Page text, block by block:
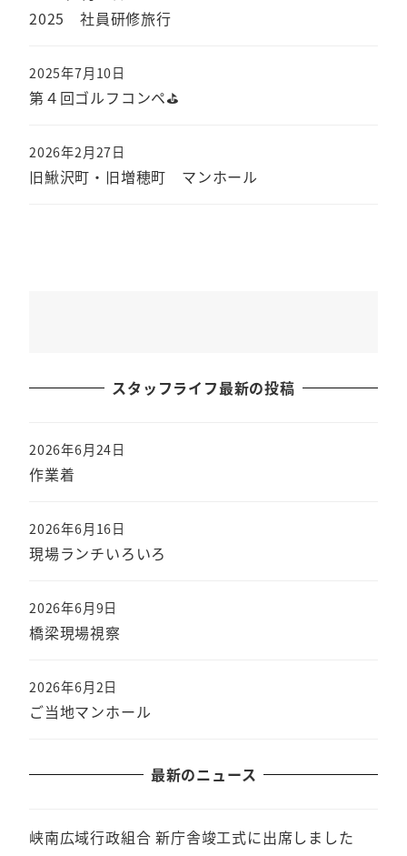
2025 社員研修旅行
第４回ゴルフコンペ⛳
2025年7月10日
旧鰍沢町・旧増穂町 マンホール
2026年2月27日
スタッフライフ最新の投稿
作業着
2026年6月24日
現場ランチいろいろ
2026年6月16日
橋梁現場視察
2026年6月9日
ご当地マンホール
2026年6月2日
最新のニュース
峡南広域行政組合 新庁舎竣工式に出席しました